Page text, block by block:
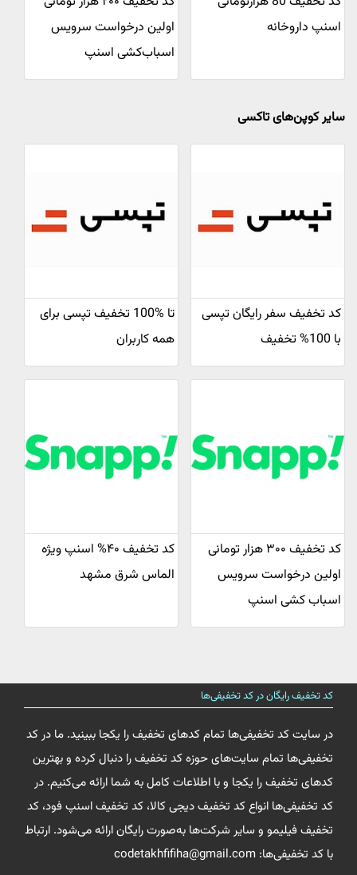
اسنپ داروخانه
اولین درخواست سرویس
اسباب‌کشی اسنپ
سایر کوپن‌های تاکسی
کد تخفیف سفر رایگان تپسی
با 100% تخفیف
تا %100 تخفیف تپسی برای
همه کاربران
کد تخفیف ۳۰۰ هزار تومانی
اولین درخواست سرویس
اسباب کشی اسنپ
کد تخفیف ۴۰% اسنپ ویژه
الماس شرق مشهد
کد تخفیف رایگان در کد تخفیفی‌ها
در سایت کد تخفیفی‌ها تمام کدهای تخفیف را یکجا ببینید. ما در کد
تخفیفی‌ها تمام سایت‌های حوزه کد تخفیف را دنبال کرده و بهترین
کدهای تخفیف را یکجا و با اطلاعات کامل به شما ارائه می‌کنیم. در
کد تخفیفی‌ها انواع کد تخفیف دیجی کالا، کد تخفیف اسنپ فود، کد
تخفیف فیلیمو و سایر شرکت‌ها به‌صورت رایگان ارائه می‌شود. ارتباط
با کد تخفیفی‌ها: codetakhfifiha@gmail.com